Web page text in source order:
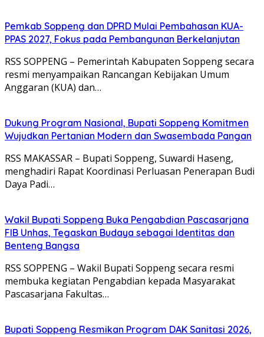
Pemkab Soppeng dan DPRD Mulai Pembahasan KUA-
PPAS 2027, Fokus pada Pembangunan Berkelanjutan
RSS SOPPENG – Pemerintah Kabupaten Soppeng secara
resmi menyampaikan Rancangan Kebijakan Umum
Anggaran (KUA) dan…
Dukung Program Nasional, Bupati Soppeng Komitmen
Wujudkan Pertanian Modern dan Swasembada Pangan
RSS MAKASSAR – Bupati Soppeng, Suwardi Haseng,
menghadiri Rapat Koordinasi Perluasan Penerapan Budi
Daya Padi…
Wakil Bupati Soppeng Buka Pengabdian Pascasarjana
FIB Unhas, Tegaskan Budaya sebagai Identitas dan
Benteng Bangsa
RSS SOPPENG – Wakil Bupati Soppeng secara resmi
membuka kegiatan Pengabdian kepada Masyarakat
Pascasarjana Fakultas…
Bupati Soppeng Resmikan Program DAK Sanitasi 2026,